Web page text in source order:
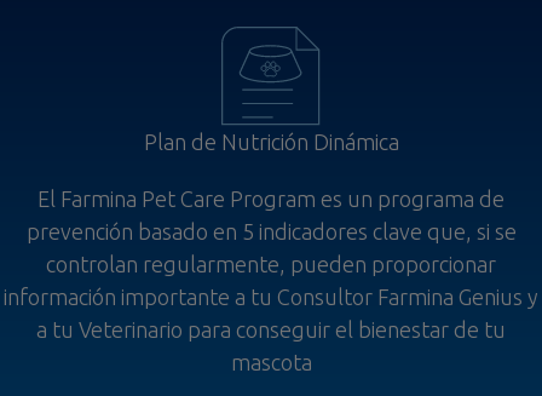
Plan de Nutrición Dinámica
El Farmina Pet Care Program es un programa de
prevención basado en 5 indicadores clave que, si se
controlan regularmente, pueden proporcionar
información importante a tu Consultor Farmina Genius y
a tu Veterinario para conseguir el bienestar de tu
mascota